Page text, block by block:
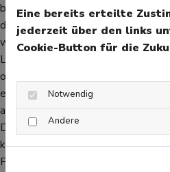
beispielsweise Rötungen und
die Augen müssen während der
werden. Die Masken für zu Hause
Licht-Variationen. Dabei gibt es
oder gelbes Licht überhaupt
es zu einer unerwünschten
aufgesucht werden.
Die Behandlung von Akne ist wie
komplex und individuell. Die
Formen von leichter bis mittlerer
Eine bereits erteilte
jederzeit über den links
Cookie-Button für die
Notwendig
Andere